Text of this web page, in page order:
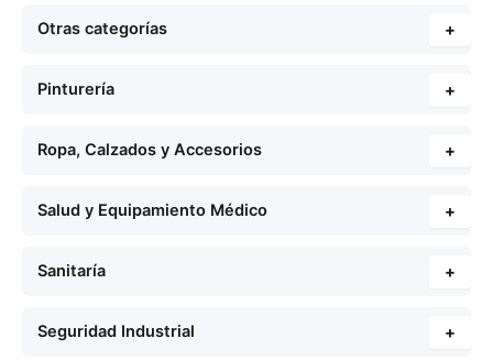
Otras categorías +
Pinturería +
Ropa, Calzados y Accesorios +
Salud y Equipamiento Médico +
Sanitaría +
Seguridad Industrial +